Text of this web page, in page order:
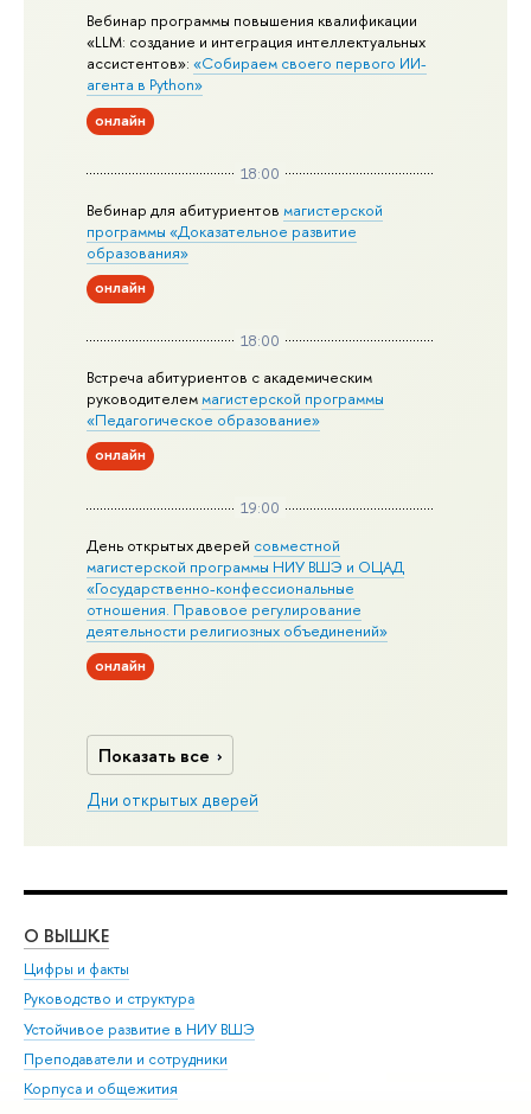
Вебинар программы повышения квалификации
«LLM: создание и интеграция интеллектуальных
ассистентов»:«Собираем своего первого ИИ-
агента в Python»
онлайн
18:00
Вебинар для абитуриентовмагистерской
программы «Доказательное развитие
образования»
онлайн
18:00
Встреча абитуриентов с академическим
руководителеммагистерской программы
«Педагогическое образование»
онлайн
19:00
День открытых дверей совместной
магистерской программы НИУ ВШЭ и ОЦАД
«Государственно-конфессиональные
отношения. Правовое регулирование
деятельности религиозных объединений»
онлайн
Показать все
Дни открытых дверей
О ВЫШКЕ
Цифры и факты
Руководство и структура
Устойчивое развитие в НИУ ВШЭ
Преподаватели и сотрудники
Корпуса и общежития